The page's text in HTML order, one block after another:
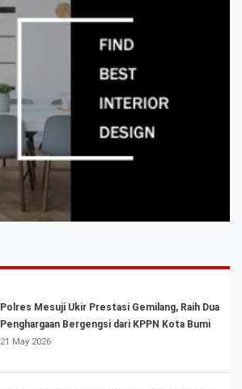
Polres Mesuji Ukir Prestasi Gemilang, Raih Dua
Penghargaan Bergengsi dari KPPN Kota Bumi
21 May 2026